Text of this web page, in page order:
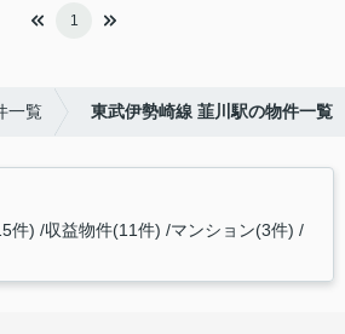
1
一覧 東武伊勢崎線 韮川駅の物件一覧
件) 収益物件(11件) マンション(3件)